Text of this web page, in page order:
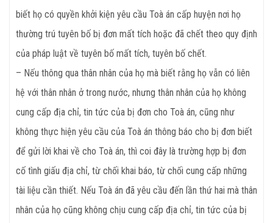
biết họ có quyền khởi kiện yêu cầu Toà án cấp huyện nơi họ
thường trú tuyên bố bị đơn mất tích hoặc đã chết theo quy định
của pháp luật về tuyên bố mất tích, tuyên bố chết.
– Nếu thông qua thân nhân của họ mà biết rằng họ vẫn có liên
hệ với thân nhân ở trong nước, nhưng thân nhân của họ không
cung cấp địa chỉ, tin tức của bị đơn cho Toà án, cũng như
không thực hiện yêu cầu của Toà án thông báo cho bị đơn biết
để gửi lời khai về cho Toà án, thì coi đây là trường hợp bị đơn
cố tình giấu địa chỉ, từ chối khai báo, từ chối cung cấp những
tài liệu cần thiết. Nếu Toà án đã yêu cầu đến lần thứ hai mà thân
nhân của họ cũng không chịu cung cấp địa chỉ, tin tức của bị